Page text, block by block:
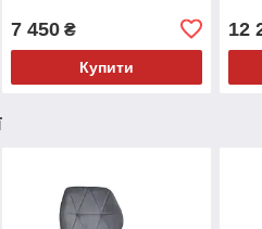
7 450₴
Купити
12